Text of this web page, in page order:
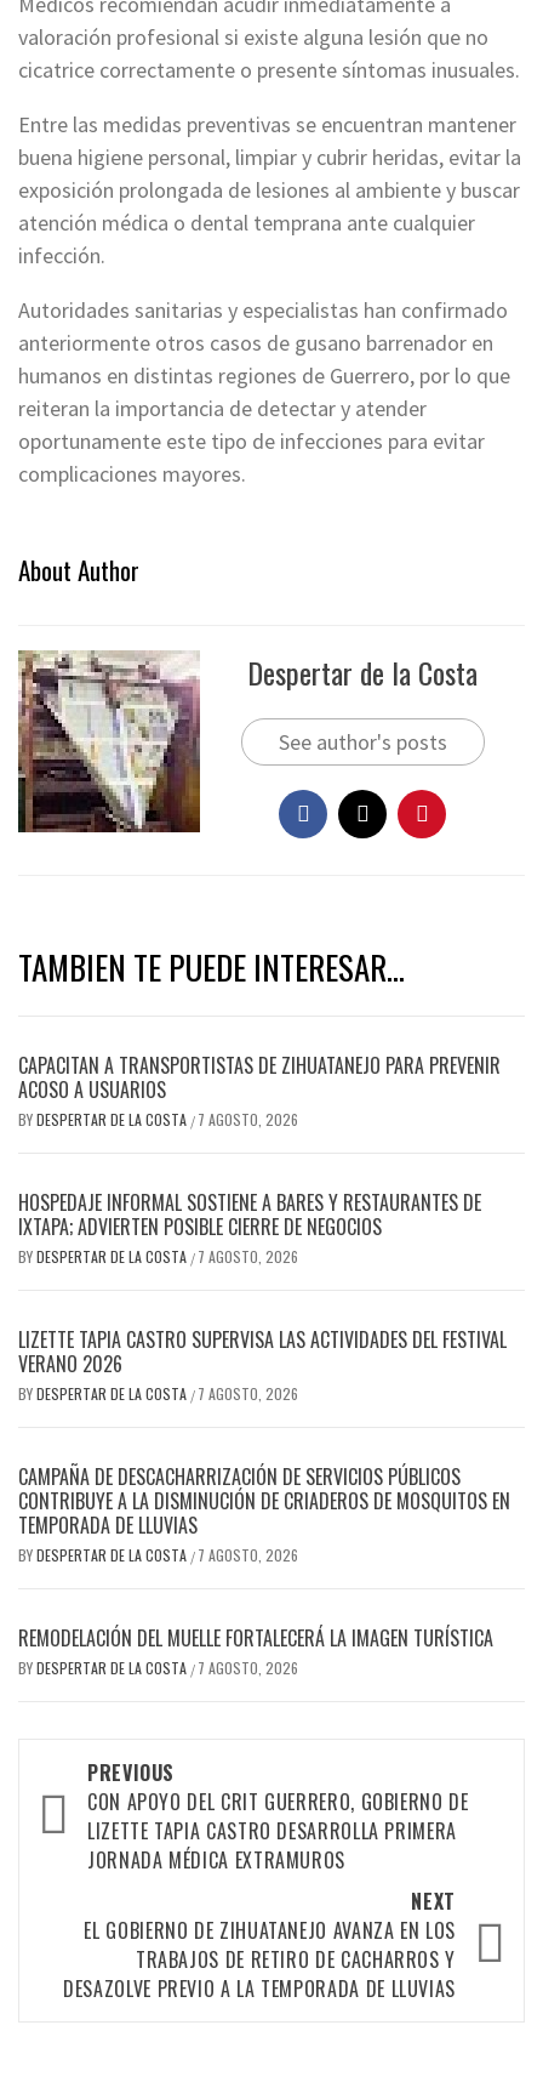
valoración profesional si existe alguna lesión que no
cicatrice correctamente o presente síntomas inusuales.
Entre las medidas preventivas se encuentran mantener
buena higiene personal, limpiar y cubrir heridas, evitar la
exposición prolongada de lesiones al ambiente y buscar
atención médica o dental temprana ante cualquier
infección.
Autoridades sanitarias y especialistas han confirmado
anteriormente otros casos de gusano barrenador en
humanos en distintas regiones de Guerrero, por lo que
reiteran la importancia de detectar y atender
oportunamente este tipo de infecciones para evitar
complicaciones mayores.
About Author
Despertar de la Costa
See author's posts
TAMBIEN TE PUEDE INTERESAR...
CAPACITAN A TRANSPORTISTAS DE ZIHUATANEJO PARA PREVENIR
ACOSO A USUARIOS
BYDESPERTAR DE LA COSTA / 7 AGOSTO, 2026
HOSPEDAJE INFORMAL SOSTIENE A BARES Y RESTAURANTES DE
IXTAPA; ADVIERTEN POSIBLE CIERRE DE NEGOCIOS
BYDESPERTAR DE LA COSTA / 7 AGOSTO, 2026
LIZETTE TAPIA CASTRO SUPERVISA LAS ACTIVIDADES DEL FESTIVAL
VERANO 2026
BYDESPERTAR DE LA COSTA / 7 AGOSTO, 2026
CAMPAÑA DE DESCACHARRIZACIÓN DE SERVICIOS PÚBLICOS
CONTRIBUYE A LA DISMINUCIÓN DE CRIADEROS DE MOSQUITOS EN
TEMPORADA DE LLUVIAS
BYDESPERTAR DE LA COSTA / 7 AGOSTO, 2026
REMODELACIÓN DEL MUELLE FORTALECERÁ LA IMAGEN TURÍSTICA
BYDESPERTAR DE LA COSTA / 7 AGOSTO, 2026
navigation
PREVIOUS
CON APOYO DEL CRIT GUERRERO, GOBIERNO DE
LIZETTE TAPIA CASTRO DESARROLLA PRIMERA
JORNADA MÉDICA EXTRAMUROS
NEXT
EL GOBIERNO DE ZIHUATANEJO AVANZA EN LOS
TRABAJOS DE RETIRO DE CACHARROS Y
DESAZOLVE PREVIO A LA TEMPORADA DE LLUVIAS